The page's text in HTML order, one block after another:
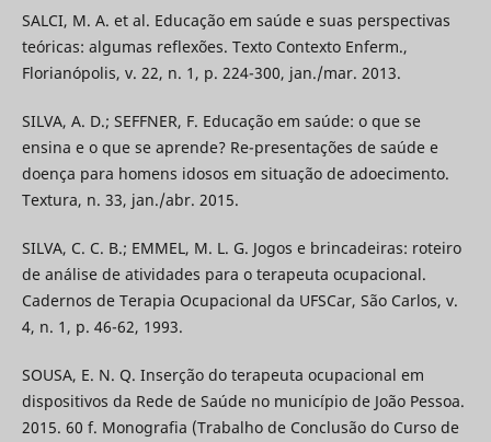
SALCI, M. A. et al. Educação em saúde e suas perspectivas
teóricas: algumas reflexões. Texto Contexto Enferm.,
Florianópolis, v. 22, n. 1, p. 224-300, jan./mar. 2013.
SILVA, A. D.; SEFFNER, F. Educação em saúde: o que se
ensina e o que se aprende? Re-presentações de saúde e
doença para homens idosos em situação de adoecimento.
Textura, n. 33, jan./abr. 2015.
SILVA, C. C. B.; EMMEL, M. L. G. Jogos e brincadeiras: roteiro
de análise de atividades para o terapeuta ocupacional.
Cadernos de Terapia Ocupacional da UFSCar, São Carlos, v.
4, n. 1, p. 46-62, 1993.
SOUSA, E. N. Q. Inserção do terapeuta ocupacional em
dispositivos da Rede de Saúde no município de João Pessoa.
2015. 60 f. Monografia (Trabalho de Conclusão do Curso de